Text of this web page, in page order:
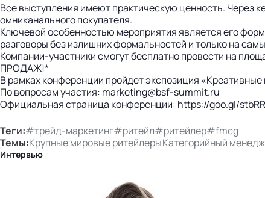
Все выступления имеют практическую ценность. Через
омниканального покупателя.
Ключевой особенностью мероприятия является его
разговоры без излишних формальностей и только на
Компании-участники смогут бесплатно провести на
ПРОДАЖ!*
В рамках конференции пройдет экспозиция
По вопросам участия: marketing@bsf-summit.ru
Официальная страница конференции: https://goo.gl/
Теги:#трейд-маркетинг#ритейл#ритейлер#fmcg
Темы:Крупные мировые ритейлерыКатегорийный
Интервью